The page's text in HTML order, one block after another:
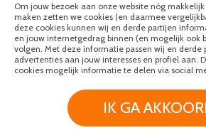
DIRECT CONTACT
OPNEMEN
010 426 8447
MAIL ONS
© Geveke Elektrotechniek
Algemene Voorwaarden
Om jouw bezoek aan onze website nóg
maken zetten we cookies (en daarmee
deze cookies kunnen wij en derde partijen
en jouw internetgedrag binnen (en mogelijk ook
volgen. Met deze informatie passen wij en derde
advertenties aan jouw interesses en profiel aan.
cookies mogelijk informatie te delen via social
IK GA